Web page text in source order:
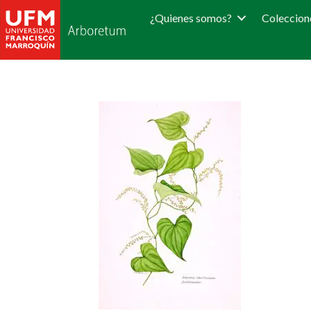
¿Quienes somos?